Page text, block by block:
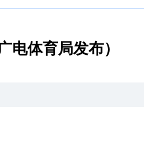
电体育局发布）